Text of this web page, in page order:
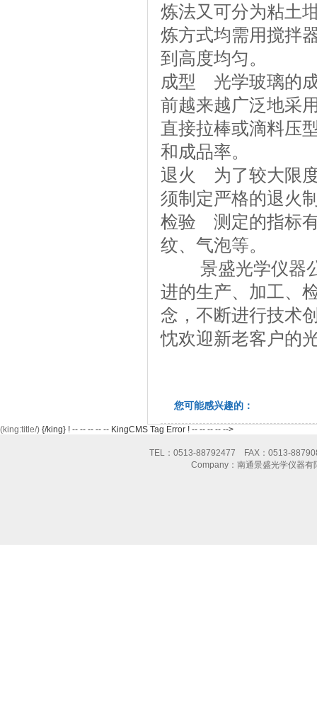
炼法又可分为粘土
炼方式均需用搅拌
到高度均匀。
成型 光学玻璃的
前越来越广泛地采
直接拉棒或滴料压
和成品率。
退火 为了较大限
须制定严格的退火
检验 测定的指标
纹、气泡等。
景盛光学仪器公
进的生产、加工、
念，不断进行技术
忱欢迎新老客户的
您可能感兴趣的：
(king:title/) {/king} ! -- -- -- -- -- KingCMS Tag Error ! -- -- -- -- -->
TEL：0513-88792477 FAX：0513-
Company：南通景盛光学仪器